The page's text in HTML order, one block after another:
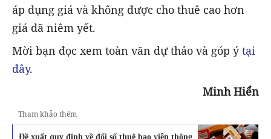
áp dụng giá và không được cho thuê cao hơn
giá đã niêm yết.
Mời bạn đọc xem toàn văn dự thảo và góp ýtại
đây.
Minh Hiển
Tham khảo thêm
Đề xuất quy định về đổi số thuê bao viễn thông